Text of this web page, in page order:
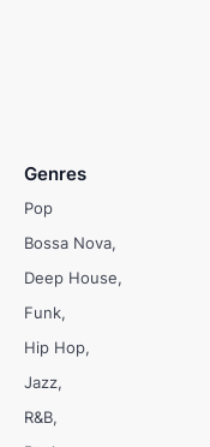
Genres
Pop
Bossa Nova
Deep House
Funk
Hip Hop
Jazz
R&B